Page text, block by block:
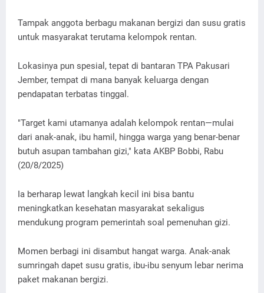
Tampak anggota berbagu makanan bergizi dan susu gratis
untuk masyarakat terutama kelompok rentan.
Lokasinya pun spesial, tepat di bantaran TPA Pakusari
Jember, tempat di mana banyak keluarga dengan
pendapatan terbatas tinggal.
"Target kami utamanya adalah kelompok rentan—mulai
dari anak-anak, ibu hamil, hingga warga yang benar-benar
butuh asupan tambahan gizi," kata AKBP Bobbi, Rabu
(20/8/2025)
Ia berharap lewat langkah kecil ini bisa bantu
meningkatkan kesehatan masyarakat sekaligus
mendukung program pemerintah soal pemenuhan gizi.
Momen berbagi ini disambut hangat warga. Anak-anak
sumringah dapet susu gratis, ibu-ibu senyum lebar nerima
paket makanan bergizi.